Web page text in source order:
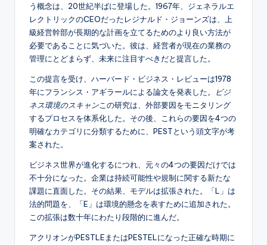
う概念は、20世紀半ばに登場した。1967年、ジェネラルエ
レクトリックのCEOだったレジナルド・ジョーンズは、上
級経営幹部が長期的な計画を立てるためのより良い方法が
必要であることに気づいた。彼は、経営者が現在の業務の
管理にとどまらず、未来に注目すべきだと提言した。
この提言を受け、ハーバード・ビジネス・レビューは1978
年にフランシス・アギラールによる論文を発表した。
ビジ
ネス環境のスキャンこの研究は、外部要因をモニタリング
するプロセスを体系化した。その後、これらの要因を4つの
明確なカテゴリに分類するために、PESTという頭文字が考
案された。
ビジネス世界が進化するにつれ、元々の4つの要因だけでは
不十分になった。企業は持続可能性や規制に関する新たな
課題に直面した。その結果、モデルは拡張された。「L」は
法的問題を、「E」は環境的懸念を表すために追加された。
この拡張は数十年にわたり段階的に進んだ。
アクリオンがPESTLEまたはPESTELになった正確な時期に